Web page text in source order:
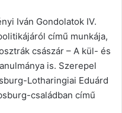
Iván Gondolatok IV.
című munkája,
császár – A kül- és
is. Szerepel
Lotharingiai Eduárd
családban című